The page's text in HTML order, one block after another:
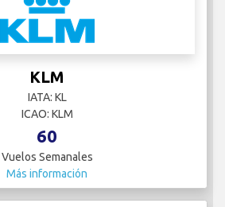
KLM
IATA: KL
ICAO: KLM
60
Vuelos Semanales
Más información